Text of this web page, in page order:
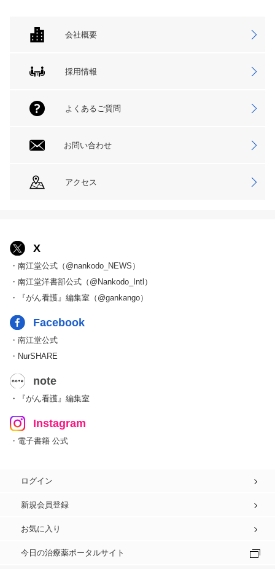
会社概要
採用情報
よくあるご質問
お問い合わせ
アクセス
X
・南江堂公式（@nankodo_NEWS）
・南江堂洋書部公式（@Nankodo_Intl）
・『がん看護』編集室（@gankango）
Facebook
・南江堂公式
・NurSHARE
note
・『がん看護』編集室
Instagram
・電子書籍 公式
ログイン
新規会員登録
お気に入り
今日の治療薬ポータルサイト